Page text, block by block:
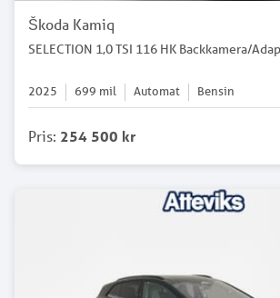
Škoda Kamiq
SELECTION 1,0 TSI 116 HK Backkamera/
2025 699 mil Automat Bensin
Pris: 254 500 kr